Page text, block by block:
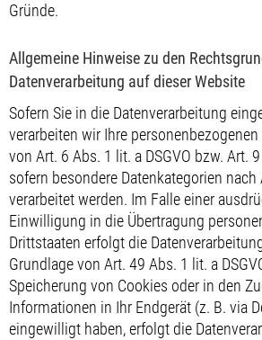
Gründe.
Allgemeine Hinweise zu den
Datenverarbeitung auf dieser Website
Sofern Sie in die Datenverarbeitung
verarbeiten wir Ihre
von Art. 6 Abs. 1 lit. a DSGVO bzw. Art.
sofern besondere Datenkategorien nach
verarbeitet werden. Im Falle einer
Einwilligung in die Übertragung
Drittstaaten erfolgt die
Grundlage von Art. 49 Abs. 1 lit. a
Speicherung von Cookies oder in den
Informationen in Ihr Endgerät (z. B. via
eingewilligt haben, erfolgt die